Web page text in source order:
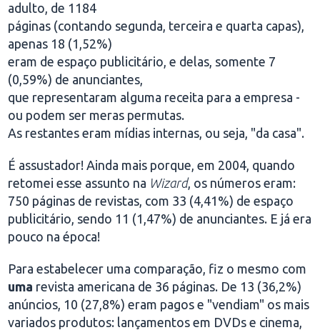
adulto, de 1184
páginas (contando segunda, terceira e quarta capas),
apenas 18 (1,52%)
eram de espaço publicitário, e delas, somente 7
(0,59%) de anunciantes,
que representaram alguma receita para a empresa -
ou podem ser meras permutas.
As restantes eram mídias internas, ou seja, "da casa".
É assustador! Ainda mais porque, em 2004, quando
retomei esse assunto na Wizard, os números eram:
750 páginas de revistas, com 33 (4,41%) de espaço
publicitário, sendo 11 (1,47%) de anunciantes. E já era
pouco na época!
Para estabelecer uma comparação, fiz o mesmo com
uma revista americana de 36 páginas. De 13 (36,2%)
anúncios, 10 (27,8%) eram pagos e "vendiam" os mais
variados produtos: lançamentos em DVDs e cinema,